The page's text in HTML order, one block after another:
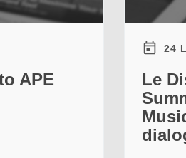
APE
24
Le